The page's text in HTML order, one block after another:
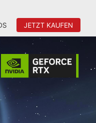
JETZT KAUFEN